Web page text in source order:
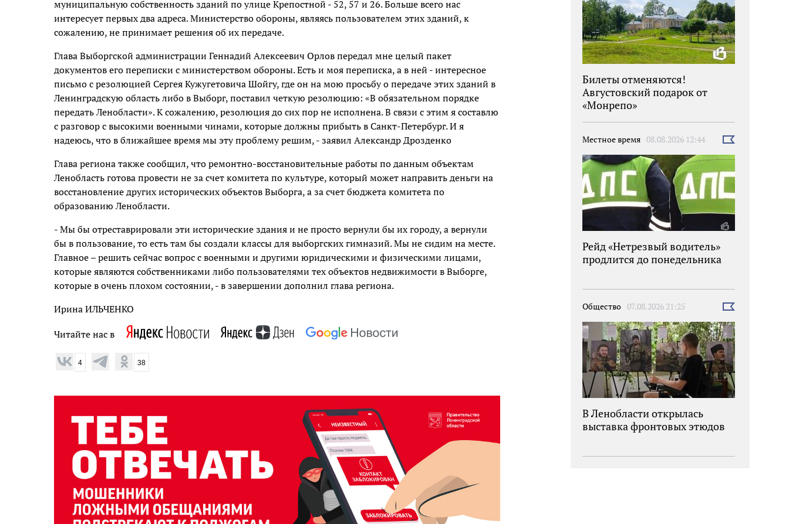
муниципальную собственность зданий по улице Крепостной - 52, 57 и 26. Больше всего нас
интересует первых два адреса. Министерство обороны, являясь пользователем этих зданий, к
сожалению, не принимает решения об их передаче.
Глава Выборгской администрации Геннадий Алексеевич Орлов передал мне целый пакет
документов его переписки с министерством обороны. Есть и моя переписка, а в ней - интересное
письмо с резолюцией Сергея Кужугетовича Шойгу, где он на мою просьбу о передаче этих зданий в
Ленинградскую область либо в Выборг, поставил четкую резолюцию: «В обязательном порядке
передать Ленобласти». К сожалению, резолюция до сих пор не исполнена. В связи с этим я составлю
с разговор с высокими военными чинами, которые должны прибыть в Санкт-Петербург. И я
надеюсь, что в ближайшее время мы эту проблему решим, - заявил Александр Дрозденко
Глава региона также сообщил, что ремонтно-восстановительные работы по данным объектам
Ленобласть готова провести не за счет комитета по культуре, который может направить деньги на
восстановление других исторических объектов Выборга, а за счет бюджета комитета по
образованию Ленобласти.
- Мы бы отреставрировали эти исторические здания и не просто вернули бы их городу, а вернули
бы в пользование, то есть там бы создали классы для выборгских гимназий. Мы не сидим на месте.
Главное – решить сейчас вопрос с военными и другими юридическими и физическими лицами,
которые являются собственниками либо пользователями тех объектов недвижимости в Выборге,
которые в очень плохом состоянии, - в завершении дополнил глава региона.
Ирина ИЛЬЧЕНКО
Читайте нас в
4 38
Билеты отменяются!
Августовский подарок от
«Монрепо»
Местное время 08.08.2026 12:44
Выбрать
Рейд «Нетрезвый водитель»
продлится до понедельника
Общество 07.08.2026 21:25
Выбрать
В Ленобласти открылась
выставка фронтовых этюдов